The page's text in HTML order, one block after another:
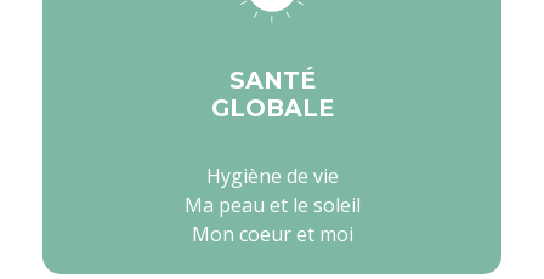
SANTÉ
GLOBALE
Hygiène de vie
Ma peau et le soleil
Mon coeur et moi